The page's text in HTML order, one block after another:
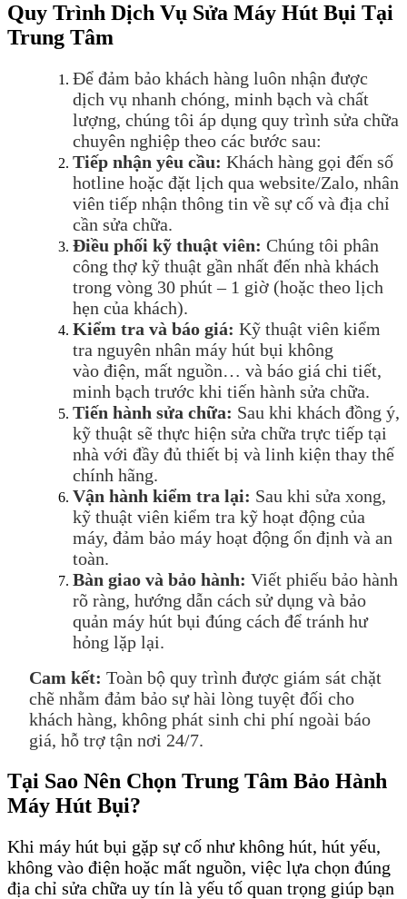
Quy Trình Dịch Vụ Sửa Máy Hút Bụi Tại
Trung Tâm
Để đảm bảo khách hàng luôn nhận được
dịch vụ nhanh chóng, minh bạch và chất
lượng, chúng tôi áp dụng quy trình sửa chữa
chuyên nghiệp theo các bước sau:
Tiếp nhận yêu cầu: Khách hàng gọi đến số
hotline hoặc đặt lịch qua website/Zalo, nhân
viên tiếp nhận thông tin về sựcố và địa chỉ
cần sửa chữa.
Điều phối kỹ thuật viên: Chúng tôi phân
công thợ kỹ thuật gần nhất đến nhà khách
trong vòng 30 phút – 1 giờ (hoặc theo lịch
hẹn của khách).
Kiểm tra và báo giá: Kỹ thuật viên kiểm
tra nguyên nhân máy hút bụi không
vào điện, mất nguồn… và báo giá chi tiết,
minh bạch trước khi tiến hành sửa chữa.
Tiến hành sửa chữa: Sau khi khách đồng ý,
kỹ thuật sẽ thực hiện sửa chữa trực tiếp tại
nhà với đầy đủ thiết bị và linh kiện thay thế
chính hãng.
Vận hành kiểm tra lại: Sau khi sửa xong,
kỹ thuật viên kiểm tra kỹ hoạt động của
máy, đảm bảo máy hoạt động ổn định và an
toàn.
Bàn giao và bảo hành: Viết phiếu bảo hành
rõ ràng, hướng dẫn cách sửdụng và bảo
quản máy hút bụi đúng cách để tránh hư
hỏng lặp lại.
Cam kết: Toàn bộ quy trình được giám sát chặt
chẽ nhằm đảm bảo sựhài lòng tuyệt đối cho
khách hàng, không phát sinh chi phí ngoài báo
giá, hỗ trợ tận nơi 24/7.
Tại Sao Nên Chọn Trung Tâm Bảo Hành
Máy Hút Bụi?
Khi máy hút bụi gặp sự cố như không hút, hút yếu,
không vào điện hoặc mất nguồn, việc lựa chọn đúng
địa chỉ sửa chữa uy tín là yếu tố quan trọng giúp bạn